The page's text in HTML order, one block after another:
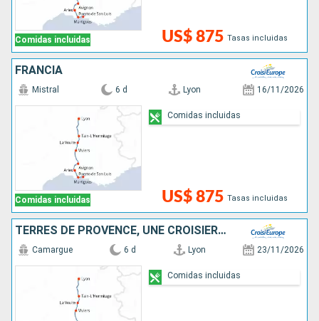
Comidas incluidas US$ 875 Tasas incluidas
FRANCIA
Comidas incluidas
Mistral 6 d Lyon 16/11/2026
US$ 875 Tasas incluidas
Comidas incluidas
TERRES DE PROVENCE, UNE CROISIÈRE SENSORIELLE ENTRE HÉRITAGES ET GOURMANDISES
Camargue 6 d Lyon 23/11/2026
Comidas incluidas